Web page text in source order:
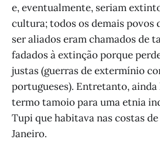
e, eventualmente, seriam
cultura; todos os demais povos
ser aliados eram chamados de
fadados à extinção porque
justas (guerras de extermínio
portugueses). Entretanto,
termo tamoio para uma etnia
Tupi que habitava nas costas de
Janeiro.